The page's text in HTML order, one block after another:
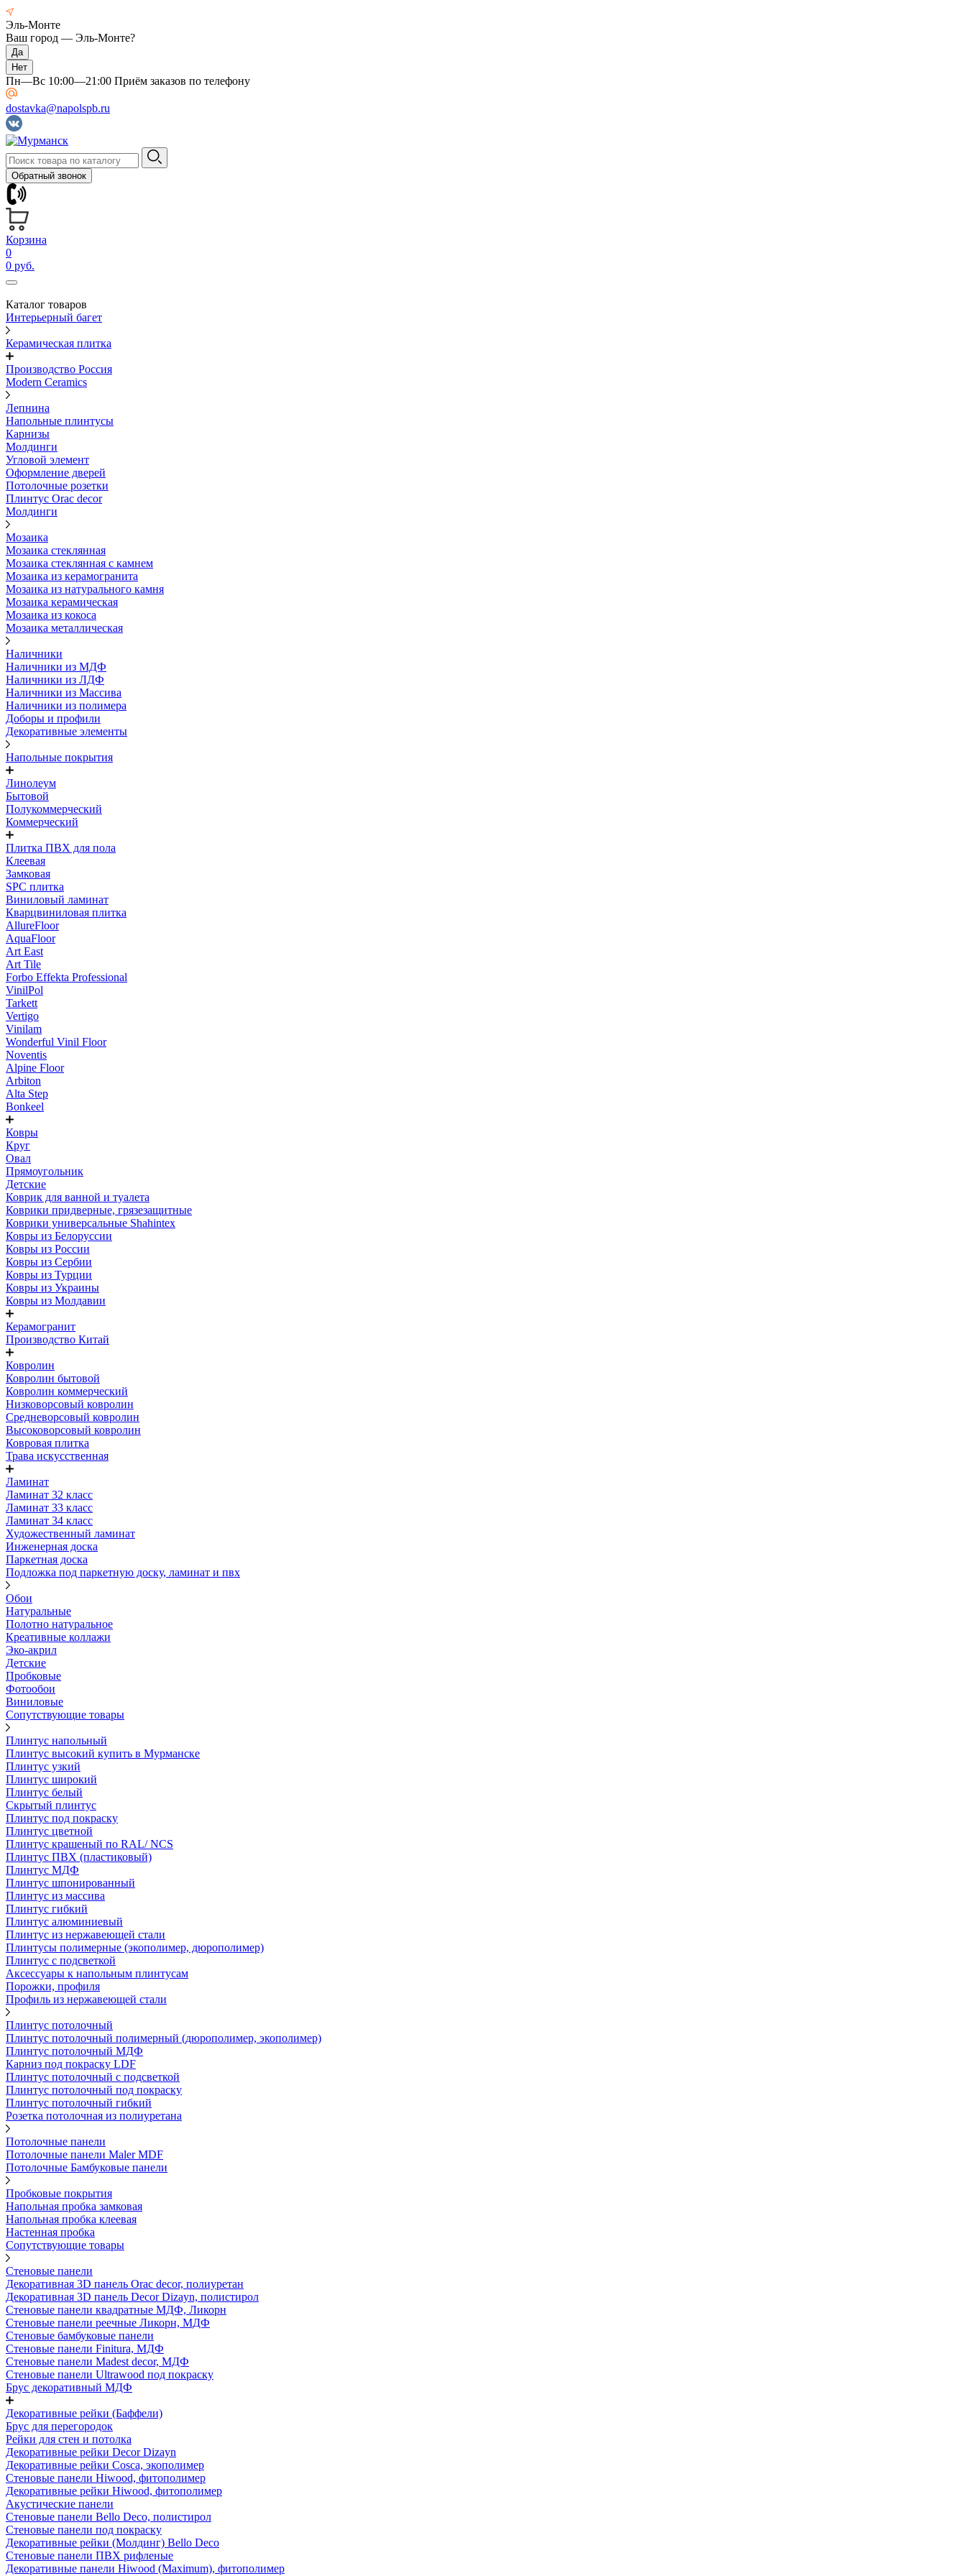
Эль-Монте
Ваш город — Эль-Монте?
Пн—Вс 10:00—21:00 Приём заказов по телефону
dostavka@napolspb.ru
Обратный звонок
Корзина
0
0 руб.
Каталог товаров
Интерьерный багет
Керамическая плитка
Производство Россия
Modern Ceramics
Лепнина
Напольные плинтусы
Карнизы
Молдинги
Угловой элемент
Оформление дверей
Потолочные розетки
Плинтус Orac decor
Молдинги
Мозаика
Мозаика стеклянная
Мозаика стеклянная с камнем
Мозаика из керамогранита
Мозаика из натурального камня
Мозаика керамическая
Мозаика из кокоса
Мозаика металлическая
Наличники
Наличники из МДФ
Наличники из ЛДФ
Наличники из Массива
Наличники из полимера
Доборы и профили
Декоративные элементы
Напольные покрытия
Линолеум
Бытовой
Полукоммерческий
Коммерческий
Плитка ПВХ для пола
Клеевая
Замковая
SPC плитка
Виниловый ламинат
Кварцвиниловая плитка
AllureFloor
AquaFloor
Art East
Art Tile
Forbo Effekta Professional
VinilPol
Tarkett
Vertigo
Vinilam
Wonderful Vinil Floor
Noventis
Alpine Floor
Arbiton
Alta Step
Bonkeel
Ковры
Круг
Овал
Прямоугольник
Детские
Коврик для ванной и туалета
Коврики придверные, грязезащитные
Коврики универсальные Shahintex
Ковры из Белоруссии
Ковры из России
Ковры из Сербии
Ковры из Турции
Ковры из Украины
Ковры из Молдавии
Керамогранит
Производство Китай
Ковролин
Ковролин бытовой
Ковролин коммерческий
Низковорсовый ковролин
Средневорсовый ковролин
Высоковорсовый ковролин
Ковровая плитка
Трава искусственная
Ламинат
Ламинат 32 класс
Ламинат 33 класс
Ламинат 34 класс
Художественный ламинат
Инженерная доска
Паркетная доска
Подложка под паркетную доску, ламинат и пвх
Обои
Натуральные
Полотно натуральное
Креативные коллажи
Эко-акрил
Детские
Пробковые
Фотообои
Виниловые
Сопутствующие товары
Плинтус напольный
Плинтус высокий купить в Мурманске
Плинтус узкий
Плинтус широкий
Плинтус белый
Скрытый плинтус
Плинтус под покраску
Плинтус цветной
Плинтус крашеный по RAL/ NCS
Плинтус ПВХ (пластиковый)
Плинтус МДФ
Плинтус шпонированный
Плинтус из массива
Плинтус гибкий
Плинтус алюминиевый
Плинтус из нержавеющей стали
Плинтусы полимерные (экополимер, дюрополимер)
Плинтус с подсветкой
Аксессуары к напольным плинтусам
Порожки, профиля
Профиль из нержавеющей стали
Плинтус потолочный
Плинтус потолочный полимерный (дюрополимер, экополимер)
Плинтус потолочный МДФ
Карниз под покраску LDF
Плинтус потолочный с подсветкой
Плинтус потолочный под покраску
Плинтус потолочный гибкий
Розетка потолочная из полиуретана
Потолочные панели
Потолочные панели Maler MDF
Потолочные Бамбуковые панели
Пробковые покрытия
Напольная пробка замковая
Напольная пробка клеевая
Настенная пробка
Сопутствующие товары
Стеновые панели
Декоративная 3D панель Orac decor, полиуретан
Декоративная 3D панель Decor Dizayn, полистирол
Стеновые панели квадратные МДФ, Ликорн
Стеновые панели реечные Ликорн, МДФ
Стеновые бамбуковые панели
Стеновые панели Finitura, МДФ
Стеновые панели Madest decor, МДФ
Стеновые панели Ultrawood под покраску
Брус декоративный МДФ
Декоративные рейки (Баффели)
Брус для перегородок
Рейки для стен и потолка
Декоративные рейки Decor Dizayn
Декоративные рейки Cosca, экополимер
Стеновые панели Hiwood, фитополимер
Декоративные рейки Hiwood, фитополимер
Акустические панели
Стеновые панели Bello Deco, полистирол
Стеновые панели под покраску
Декоративные рейки (Молдинг) Bello Deco
Стеновые панели ПВХ рифленые
Декоративные панели Hiwood (Maximum), фитополимер